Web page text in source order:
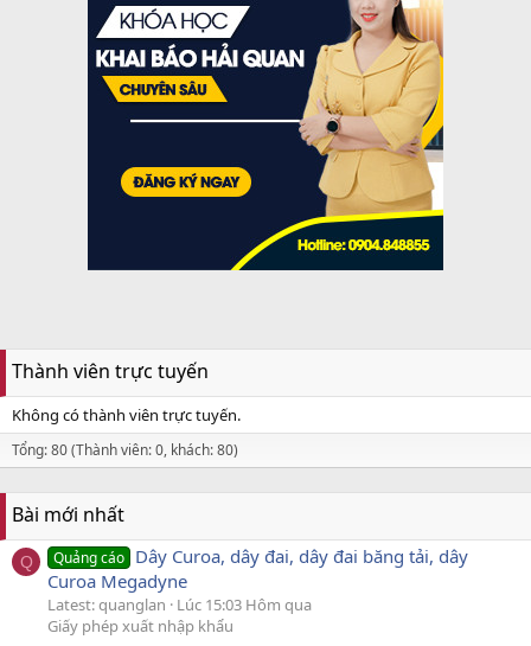
Thành viên trực tuyến
Không có thành viên trực tuyến.
Tổng: 80 (Thành viên: 0, khách: 80)
Bài mới nhất
Q Quảng cáo Dây Curoa, dây đai, dây đai băng tải, dây
Curoa Megadyne
Latest: quanglan
Lúc 15:03 Hôm qua
Giấy phép xuất nhập khẩu